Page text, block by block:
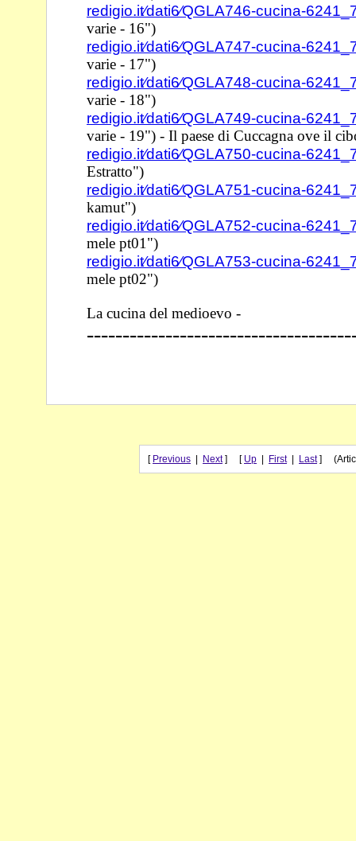
redigio.it⁄dati6⁄QGLA746-cucina-
varie - 16")
redigio.it⁄dati6⁄QGLA747-cucina-
varie - 17")
redigio.it⁄dati6⁄QGLA748-cucina-
varie - 18")
redigio.it⁄dati6⁄QGLA749-cucina-
varie - 19") - Il paese di Cuccagna ove il
redigio.it⁄dati6⁄QGLA750-cucina-
Estratto")
redigio.it⁄dati6⁄QGLA751-cucina-
kamut")
redigio.it⁄dati6⁄QGLA752-cucina-
mele pt01")
redigio.it⁄dati6⁄QGLA753-cucina-
mele pt02")
La cucina del medioevo -
[ Previous Next] [ Up First| Last]